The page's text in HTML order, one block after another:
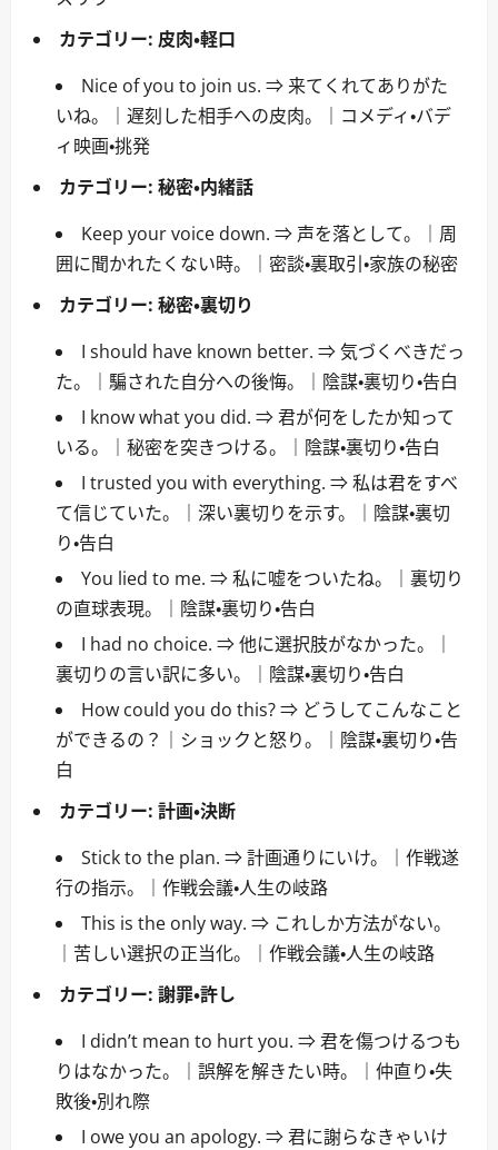
カテゴリー: 皮肉・軽口
Nice of you to join us. ⇒ 来てくれてありがた
いね。｜遅刻した相手への皮肉。｜コメディ・バデ
ィ映画・挑発
カテゴリー: 秘密・内緒話
Keep your voice down. ⇒ 声を落として。｜周
囲に聞かれたくない時。｜密談・裏取引・家族の秘密
カテゴリー: 秘密・裏切り
I should have known better. ⇒ 気づくべきだっ
た。｜騙された自分への後悔。｜陰謀・裏切り・告白
I know what you did. ⇒ 君が何をしたか知って
いる。｜秘密を突きつける。｜陰謀・裏切り・告白
I trusted you with everything. ⇒ 私は君をすべ
て信じていた。｜深い裏切りを示す。｜陰謀・裏切
り・告白
You lied to me. ⇒ 私に嘘をついたね。｜裏切り
の直球表現。｜陰謀・裏切り・告白
I had no choice. ⇒ 他に選択肢がなかった。｜
裏切りの言い訳に多い。｜陰謀・裏切り・告白
How could you do this? ⇒ どうしてこんなこと
ができるの？｜ショックと怒り。｜陰謀・裏切り・告
白
カテゴリー: 計画・決断
Stick to the plan. ⇒ 計画通りにいけ。｜作戦遂
行の指示。｜作戦会議・人生の岐路
This is the only way. ⇒ これしか方法がない。
｜苦しい選択の正当化。｜作戦会議・人生の岐路
カテゴリー: 謝罪・許し
I didn’t mean to hurt you. ⇒ 君を傷つけるつも
りはなかった。｜誤解を解きたい時。｜仲直り・失
敗後・別れ際
I owe you an apology. ⇒ 君に謝らなきゃいけ